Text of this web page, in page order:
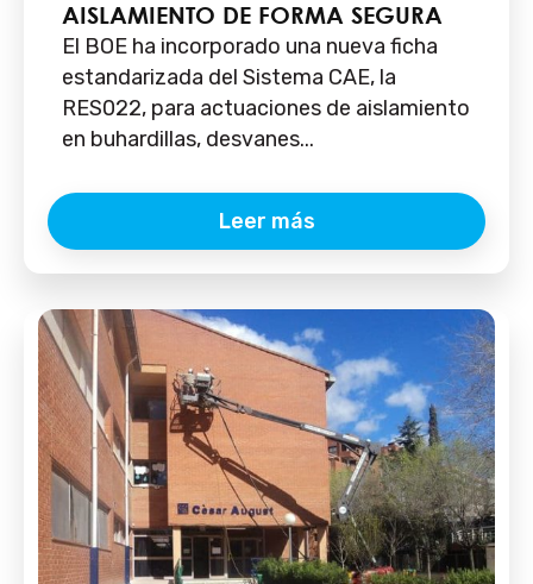
AISLAMIENTO DE FORMA SEGURA
El BOE ha incorporado una nueva ficha
estandarizada del Sistema CAE, la
RES022, para actuaciones de aislamiento
en buhardillas, desvanes...
Leer más